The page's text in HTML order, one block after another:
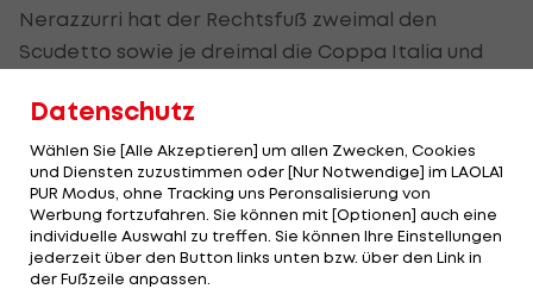
Nerazzurri hat der Rechtsfuß zweimal den
Scudetto sowie je dreimal die Coppa Italia und
aufgelaufen und hat dabei 27 Tore erzielt sowie
28 Treffer vorbereitet.
Für Real ist es bereits der vierte Spieler-
Neuzugang in diesem Transfersommer: Zuvor
Datenschutz
Wählen Sie [Alle Akzeptieren] um allen Zwecken, Cookies
und Diensten zuzustimmen oder [Nur Notwendige] im LAOLA1
PUR Modus, ohne Tracking uns Peronsalisierung von
Werbung fortzufahren. Sie können mit [Optionen] auch eine
individuelle Auswahl zu treffen. Sie können Ihre Einstellungen
jederzeit über den Button links unten bzw. über den Link in
der Fußzeile anpassen.